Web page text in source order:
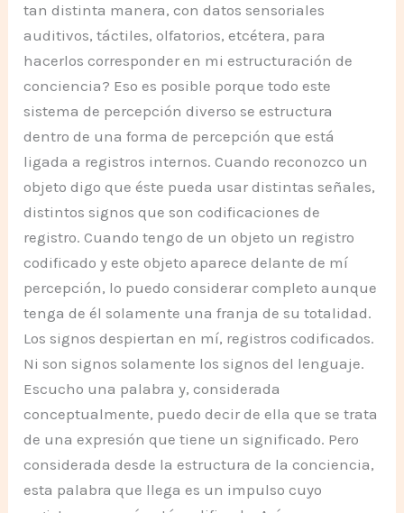
tan distinta manera, con datos sensoriales
auditivos, táctiles, olfatorios, etcétera, para
hacerlos corresponder en mi estructuración de
conciencia? Eso es posible porque todo este
sistema de percepción diverso se estructura
dentro de una forma de percepción que está
ligada a registros internos. Cuando reconozco un
objeto digo que éste pueda usar distintas señales,
distintos signos que son codificaciones de
registro. Cuando tengo de un objeto un registro
codificado y este objeto aparece delante de mí
percepción, lo puedo considerar completo aunque
tenga de él solamente una franja de su totalidad.
Los signos despiertan en mí, registros codificados.
Ni son signos solamente los signos del lenguaje.
Escucho una palabra y, considerada
conceptualmente, puedo decir de ella que se trata
de una expresión que tiene un significado. Pero
considerada desde la estructura de la conciencia,
esta palabra que llega es un impulso cuyo